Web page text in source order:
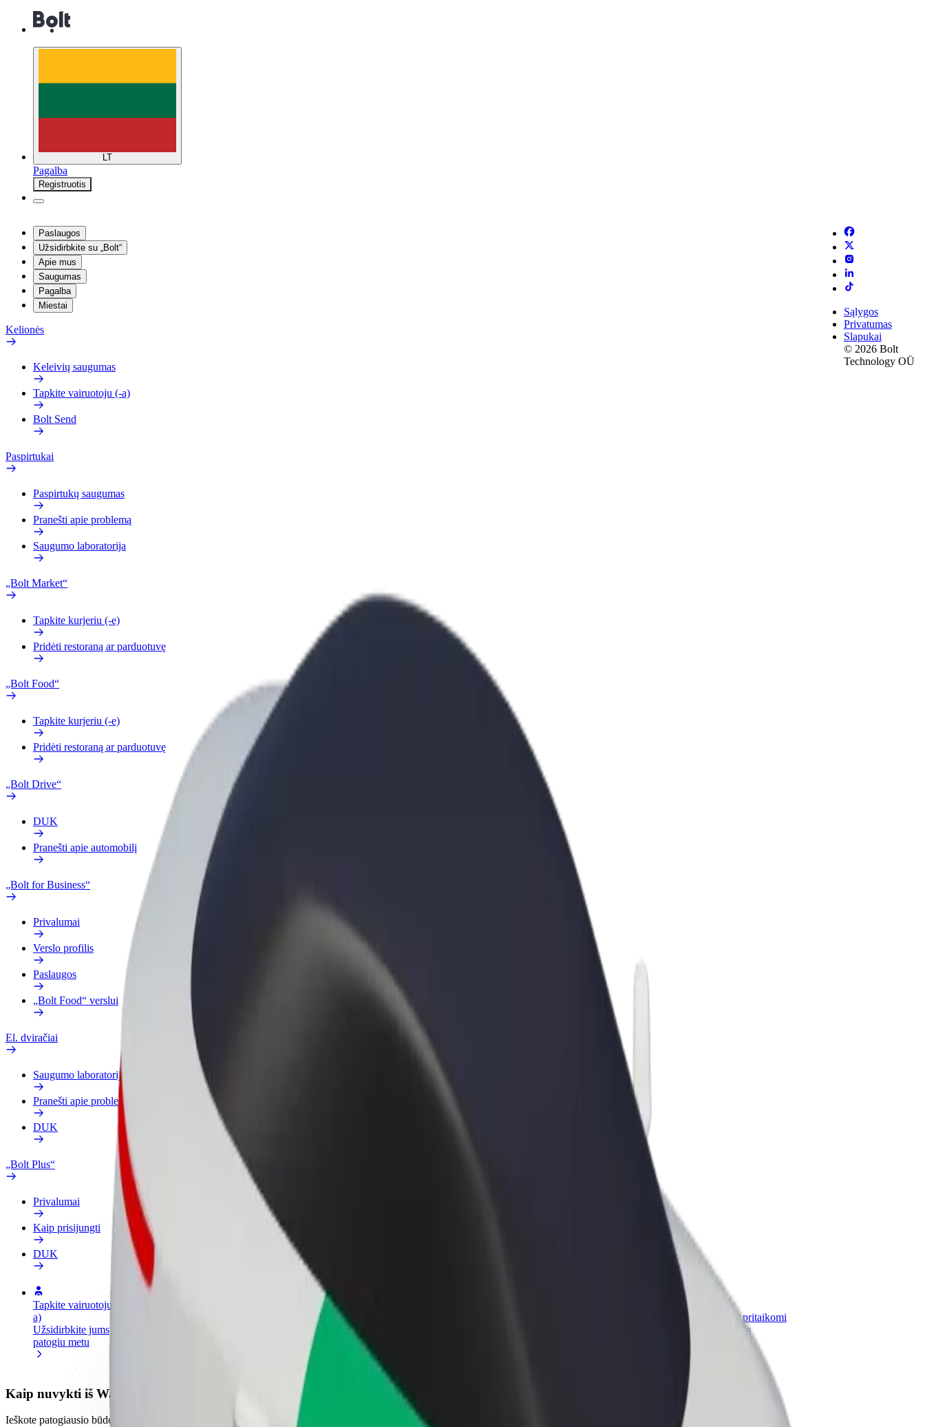
LT
Pagalba
Registruotis
Paslaugos
Užsidirbkite su „Bolt“
Apie mus
Saugumas
Pagalba
Miestai
Kelionės
Keleivių saugumas
Tapkite vairuotoju (-a)
Bolt Send
Paspirtukai
Paspirtukų saugumas
Pranešti apie problemą
Saugumo laboratorija
„Bolt Market“
Tapkite kurjeriu (-e)
Pridėti restoraną ar parduotuvę
„Bolt Food“
Tapkite kurjeriu (-e)
Pridėti restoraną ar parduotuvę
„Bolt Drive“
DUK
Pranešti apie automobilį
„Bolt for Business“
Privalumai
Verslo profilis
Paslaugos
„Bolt Food“ verslui
El. dviračiai
Saugumo laboratorija
Pranešti apie problemą
DUK
„Bolt Plus“
Privalumai
Kaip prisijungti
DUK
Tapkite vairuotoju (-
a)
Užsidirbkite jums
patogiu metu
Pridėti restoraną ar
parduotuvę
Pritraukite daugiau klientų ir
padidinkite pelną
„Bolt for Business“
Atskirų įmonių poreikiams pritaikomi
„Bolt“ produktai ir paslaugos
Sąlygos
Privatumas
Slapukai
© 2026 Bolt
Technology OÜ
Kaip nuvykti iš Walter Sisulu University į Nkandla Lifestyle | „Bolt“
Ieškote patogiausio būdo nukeliauti iš Walter Sisulu University į Nkandla Lifestyle? Peržiūrėkite mūsų teikiamas paslaugas ir išsirinkite tinkamiausias jūsų kelionei.